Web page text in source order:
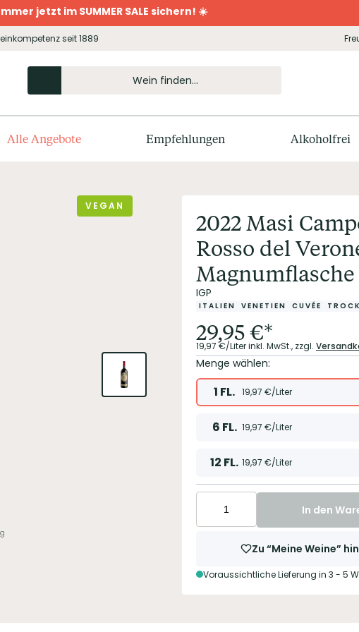
jetzt im SUMMER SALE sichern! ☀️
seit 1889
Alle Angebote Empfehlungen Alkoholfrei
VEGAN
2022 Masi
Rosso del
Magnumflasche
IGP
ITALIEN VENETIEN CUVÉE
29,95€*
19,97 €/Literinkl. MwSt., zzgl.
Menge wählen:
1 FL. 19,97 €/Liter
6 FL. 19,97 €/Liter
12 FL. 19,97 €/Liter
In den
Zu “Meine Weine”
Voraussichtliche Lieferung in 3 - 5